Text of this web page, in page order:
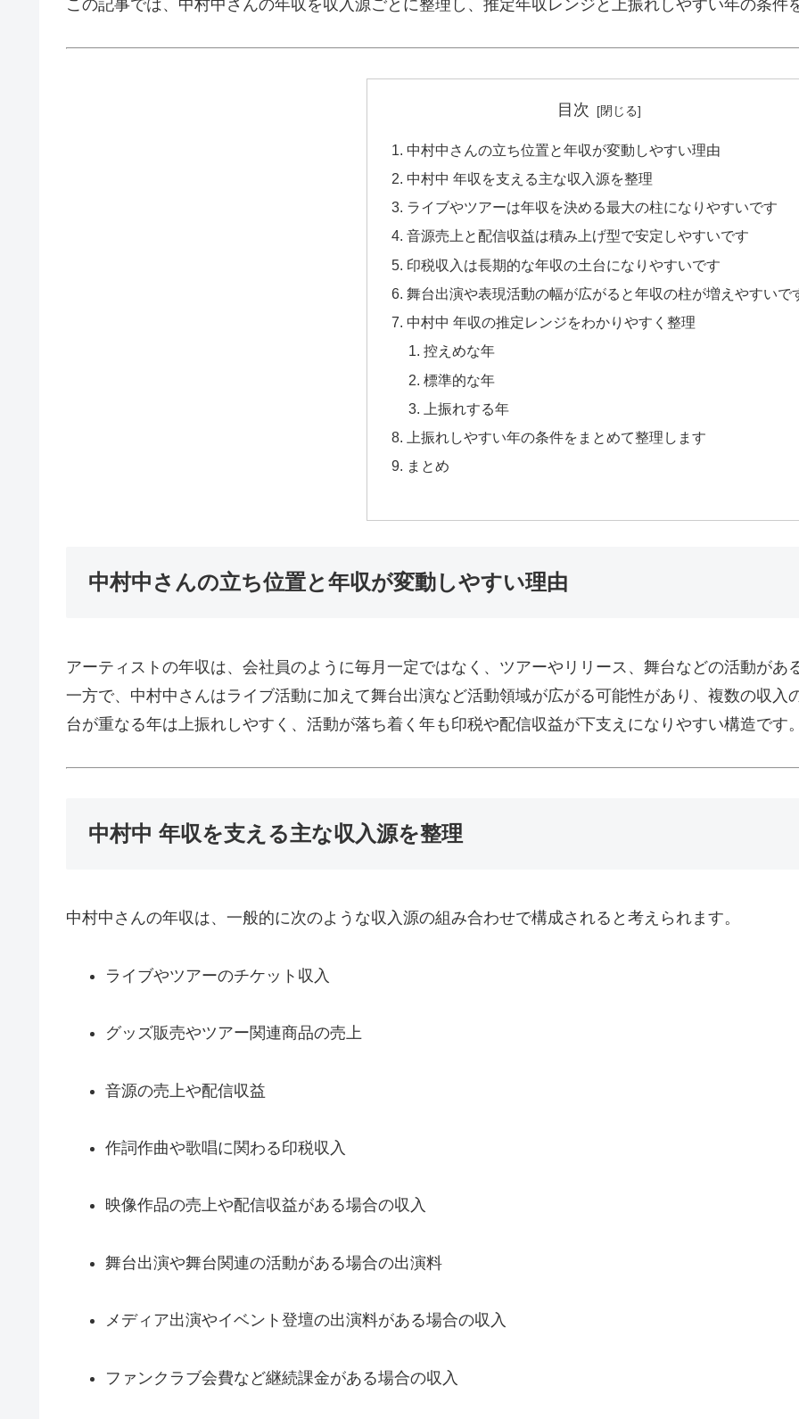
この記事では、中村中さんの年収を収入源ごとに整理し、推定年収レンジと上振れしやすい年の条件
目次
中村中さんの立ち位置と年収が変動しやすい理由
中村中 年収を支える主な収入源を整理
ライブやツアーは年収を決める最大の柱になりやすいです
音源売上と配信収益は積み上げ型で安定しやすいです
印税収入は長期的な年収の土台になりやすいです
舞台出演や表現活動の幅が広がると年収の柱が増えやすいで
中村中 年収の推定レンジをわかりやすく整理
控えめな年
標準的な年
上振れする年
上振れしやすい年の条件をまとめて整理します
まとめ
中村中さんの立ち位置と年収が変動しやすい理由
アーティストの年収は、会社員のように毎月一定ではなく、ツアーやリリース、舞台などの活動があ
一方で、中村中さんはライブ活動に加えて舞台出演など活動領域が広がる可能性があり、複数の収
台が重なる年は上振れしやすく、活動が落ち着く年も印税や配信収益が下支えになりやすい構造です
中村中 年収を支える主な収入源を整理
中村中さんの年収は、一般的に次のような収入源の組み合わせで構成されると考えられます。
ライブやツアーのチケット収入
グッズ販売やツアー関連商品の売上
音源の売上や配信収益
作詞作曲や歌唱に関わる印税収入
映像作品の売上や配信収益がある場合の収入
舞台出演や舞台関連の活動がある場合の出演料
メディア出演やイベント登壇の出演料がある場合の収入
ファンクラブ会費など継続課金がある場合の収入